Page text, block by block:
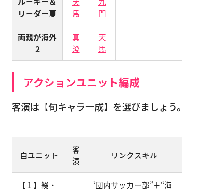
リーダー夏
馬
門
両親が海外
2
真
澄
天
馬
アクションユニット編成
客演は【旬キャラ一成】を選びましょう。
自ユニット
客
演
リンクスキル
【１】綴・ “団内サッカー部”＋“海